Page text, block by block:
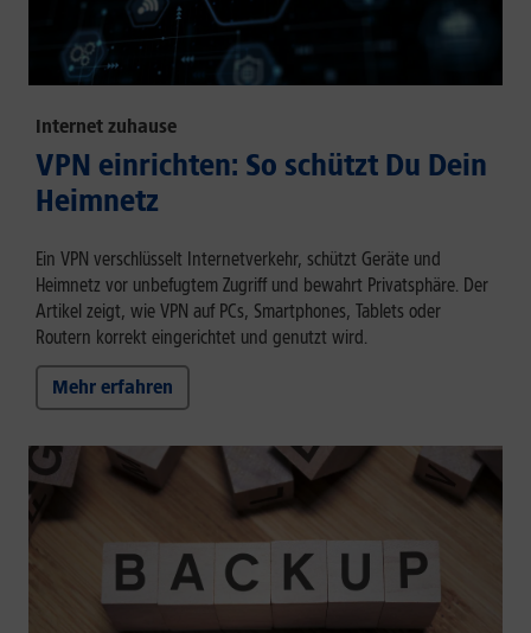
Internet zuhause
VPN einrichten: So schützt Du Dein
Heimnetz
Ein VPN verschlüsselt Internetverkehr, schützt Geräte und
Heimnetz vor unbefugtem Zugriff und bewahrt Privatsphäre. Der
Artikel zeigt, wie VPN auf PCs, Smartphones, Tablets oder
Routern korrekt eingerichtet und genutzt wird.
Mehr erfahren